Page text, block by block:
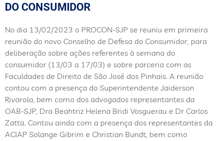
DO CONSUMIDOR
No dia 13/02/2023 o PROCON-SJP se reuniu em primeira
reunião do novo Conselho de Defesa do Consumidor, para
deliberação sobre ações referentes à semana do
consumidor (13/03 a 17/03) e sobre parceria com as
Faculdades de Direito de São José dos Pinhais. A reunião
contou com a presença do Superintendente Jaiderson
Rivarola, bem como dos advogados representantes da
OAB-SJP, Dra Beahtriz Helena Bridi Vosguerau e Dr Carlos
Zatta. Contou ainda com a presença dos representantes da
ACIAP Solange Gibrim e Christian Bundt, bem como